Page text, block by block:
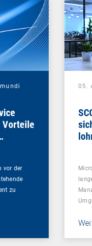
Vorteile
vor der
zu
05.